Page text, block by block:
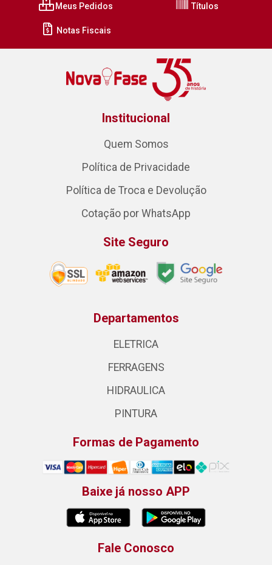
Meus Pedidos Títulos
Notas Fiscais
Institucional
Quem Somos
Política de Privacidade
Política de Troca e Devolução
Cotação por WhatsApp
Site Seguro
Departamentos
ELETRICA
FERRAGENS
HIDRAULICA
PINTURA
Formas de Pagamento
Baixe já nosso APP
Fale Conosco